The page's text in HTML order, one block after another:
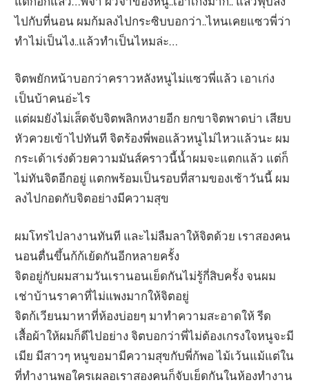
ไปกับที่นอน ผมก้มลงไปกระซิบบอกว่า..ไหนเคยแซวพี่ว่า
ทำไม่เป็นไง..แล้วทำเป็นไหมล่ะ…
จิตพยักหน้าบอกว่าคราวหลังหนูไม่แซวพี่แล้ว เอาเก่ง
เป็นบ้าคนอ่ะไร
แต่ผมยังไม่เส็ดจับจิตพลิกหงายอีก ยกขาจิตพาดบ่า เสียบ
หัวควยเข้าไปทันที จิตร้องพี่พอแล้วหนูไม่ไหวแล้วนะ ผม
กระเด้าเร่งด้วยความมันส์คราวนี้น้ำผมจะแตกแล้ว แต่ก็
ไม่ทันจิตอีกอยู่ แตกพร้อมเป็นรอบที่สามของเช้าวันนี้ ผม
ลงไปกอดกับจิตอย่างมีความสุข
ผมโทรไปลางานทันที และไม่ลืมลาให้จิตด้วย เราสองคน
นอนตื่นขึ้นก้ก้เย้ดกันอีกหลายครั้ง
จิตอยู่กับผมสามวันเรานอนเย็ดกันไม่รู้กี่สิบครั้ง จนผม
เช่าบ้านราคาที่ไม่แพงมากให้จิตอยู่
จิตก้เวียนมาหาที่ห้องบ่อยๆ มาทำความสะอาดให้ รีด
เสื้อผ้าให้ผมก็ดีไปอย่าง จิตบอกว่าพี่ไม่ต้องเกรงใจหนูจะมี
เมีย มีสาวๆ หนูขอมามีความสุขกับพี่ก้พอ ไม้เว้นแม้แต่ใน
ที่ทำงานพอใครเผลอเราสองคนก็จับเย็ดกันในห้องทำงาน